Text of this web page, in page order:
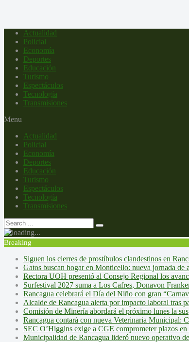
Actualidad
Policial
Economía
Deportes
Educación
Turismo
Espectáculos
Tecnología
Transmisiones
Menu
Actualidad
Policial
Economía
Deportes
Educación
Turismo
Espectáculos
Tecnología
Transmisiones
Breaking
Siguen los cierres de prostíbulos clandestinos en
Gatos buscan hogar en Monticello: nueva jornada
Rectora UOH presentó al Consejo Regional los
Surfestival 2027 suma a Los Cafres, Donavon
Rancagua celebrará el Día del Niño con gran
Alcalde de Rancagua alerta por impacto laboral tras
Comisión de Minería abordará el próximo lunes la
Rancagua contará con nueva Veterinaria Municipal:
SEC O’Higgins exige a CGE comprometer plazos
Municipalidad de Rancagua lideró nuevo operativo